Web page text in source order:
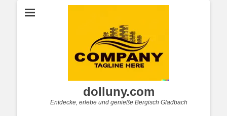
dolluny.com
Entdecke, erlebe und genieße Bergisch Gladbach